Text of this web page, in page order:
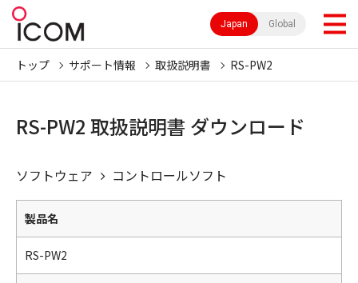
Japan Global
トップ サポート情報 取扱説明書 RS-PW2
RS-PW2 取扱説明書 ダウンロード
ソフトウェア コントロールソフト
製品名
RS-PW2